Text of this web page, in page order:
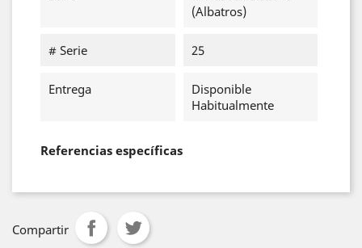
(Albatros)
# Serie 25
Entrega
Disponible
Habitualmente
Referencias específicas
Compartir